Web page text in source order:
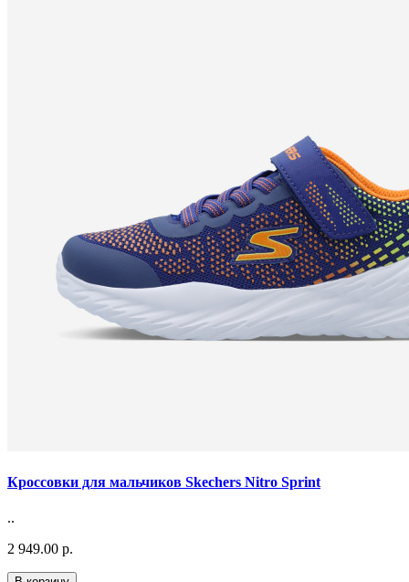
Кроссовки для мальчиков Skechers Nitro Sprint
..
2 949.00 р.